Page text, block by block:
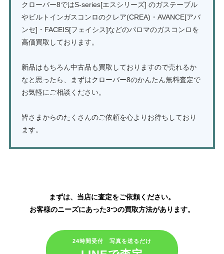
クローバー8ではS-series[エスシリーズ] のガステーブル
やビルトインガスコンロのクレア(CREA)・AVANCE[アバ
ンセ]・FACEIS[フェイシス]などのパロマのガスコンロを
高価買取しております。
新品はもちろん中古品も買取しておりますので売れるか
なと思ったら、まずはクローバー8のかんたん無料査定で
お気軽にご相談ください。
皆さまからのたくさんのご依頼を心よりお待ちしており
ます。
まずは、当店に査定をご依頼ください。
お客様のニーズにあった3つの買取方法があります。
24時間受付 写真を送るだけ